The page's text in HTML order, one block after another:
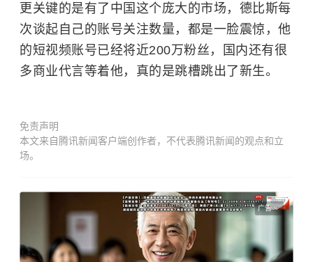
更关键的是有了中国这个庞大的市场，德比斯每
次谈起自己的账号关注数量，都是一脸震惊，他
的短视频账号已经将近200万粉丝，国内还有很
多商业代言等着他，真的是跳槽跳出了新生。
免责声明
本文来自腾讯新闻客户端创作者，不代表腾讯新闻的观点和立
场。
广告